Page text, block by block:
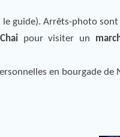
le guide). Arrêts-photo
pour visiter un
en bourgade de